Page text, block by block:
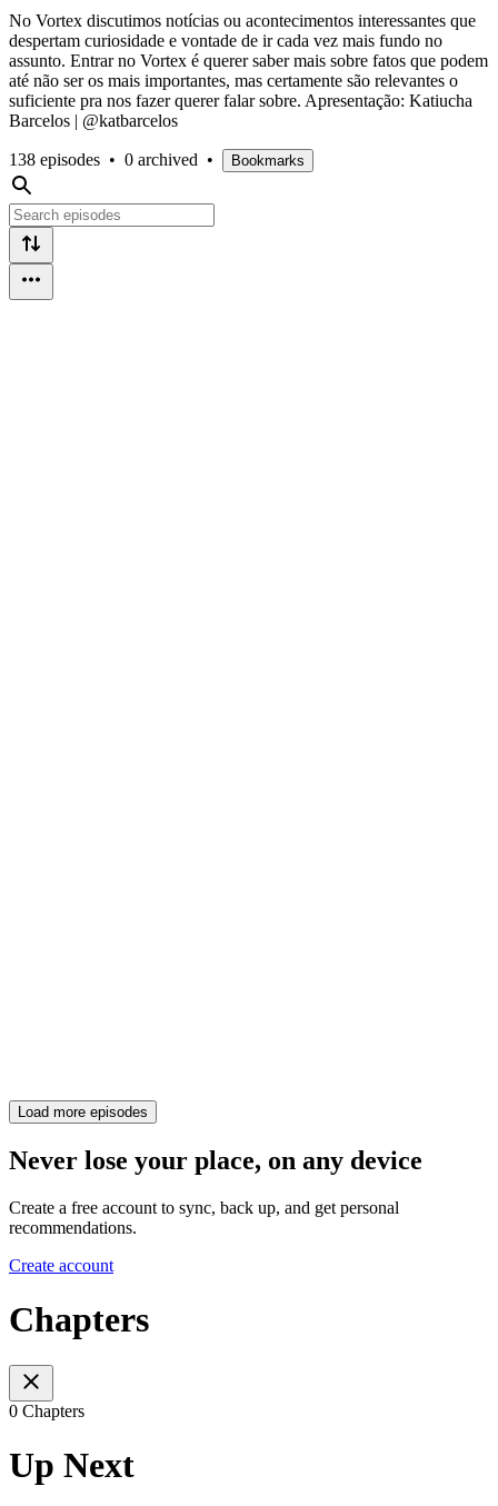
No Vortex discutimos notícias ou acontecimentos interessantes que
despertam curiosidade e vontade de ir cada vez mais fundo no
assunto. Entrar no Vortex é querer saber mais sobre fatos que podem
até não ser os mais importantes, mas certamente são relevantes o
suficiente pra nos fazer querer falar sobre. Apresentação: Katiucha
Barcelos | @katbarcelos
138 episodes • 0 archived • Bookmarks
Load more episodes
Never lose your place, on any device
Create a free account to sync, back up, and get personal
recommendations.
Create account
Chapters
0 Chapters
Up Next